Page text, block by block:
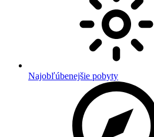
Najobľúbenejšie pobyty